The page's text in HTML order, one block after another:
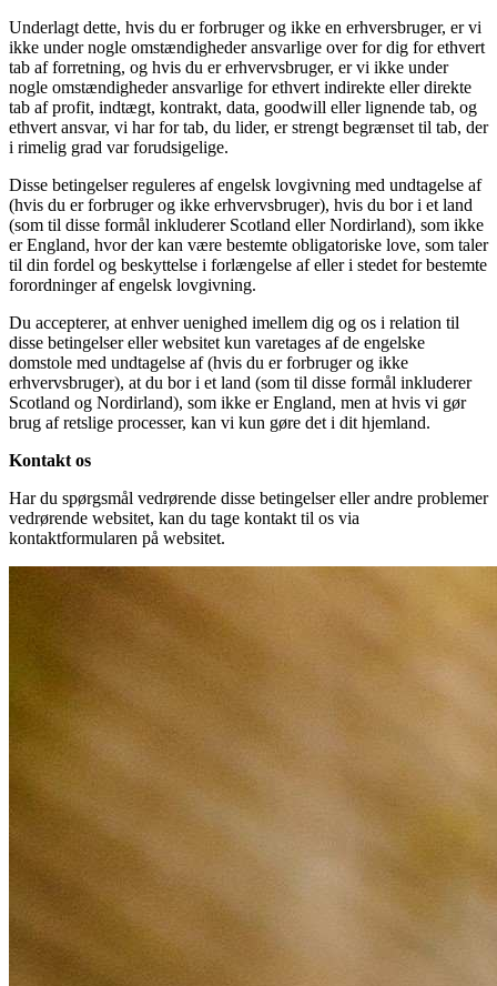
Underlagt dette, hvis du er forbruger og ikke en erhversbruger, er vi
ikke under nogle omstændigheder ansvarlige over for dig for ethvert
tab af forretning, og hvis du er erhvervsbruger, er vi ikke under
nogle omstændigheder ansvarlige for ethvert indirekte eller direkte
tab af profit, indtægt, kontrakt, data, goodwill eller lignende tab, og
ethvert ansvar, vi har for tab, du lider, er strengt begrænset til tab, der
i rimelig grad var forudsigelige.
Disse betingelser reguleres af engelsk lovgivning med undtagelse af
(hvis du er forbruger og ikke erhvervsbruger), hvis du bor i et land
(som til disse formål inkluderer Scotland eller Nordirland), som ikke
er England, hvor der kan være bestemte obligatoriske love, som taler
til din fordel og beskyttelse i forlængelse af eller i stedet for bestemte
forordninger af engelsk lovgivning.
Du accepterer, at enhver uenighed imellem dig og os i relation til
disse betingelser eller websitet kun varetages af de engelske
domstole med undtagelse af (hvis du er forbruger og ikke
erhvervsbruger), at du bor i et land (som til disse formål inkluderer
Scotland og Nordirland), som ikke er England, men at hvis vi gør
brug af retslige processer, kan vi kun gøre det i dit hjemland.
Kontakt os
Har du spørgsmål vedrørende disse betingelser eller andre problemer
vedrørende websitet, kan du tage kontakt til os via
kontaktformularen på websitet.